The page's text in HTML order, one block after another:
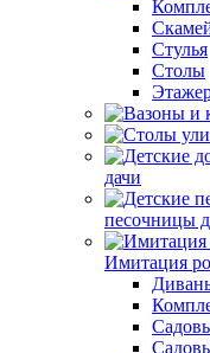
Стулья
Столы
дачи
песочницы
Имитация